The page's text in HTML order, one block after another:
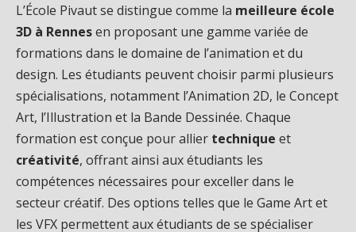
L’École Pivaut se distingue comme la meilleure école
3D à Rennesen proposant une gamme variée de
formations dans le domaine de l’animation et du
design. Les étudiants peuvent choisir parmi plusieurs
spécialisations, notamment l’Animation 2D, le Concept
Art, l’Illustration et la Bande Dessinée. Chaque
formation est conçue pour allier technique et
créativité, offrant ainsi aux étudiants les
compétences nécessaires pour exceller dans le
secteur créatif. Des options telles que le Game Art et
les VFX permettent aux étudiants de se spécialiser